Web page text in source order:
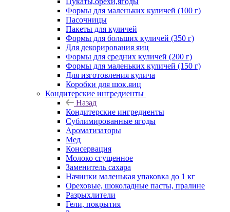
Формы для маленьких куличей (100 г)
Пасочницы
Пакеты для куличей
Формы для больших куличей (350 г)
Для декорирования яиц
Формы для средних куличей (200 г)
Формы для маленьких куличей (150 г)
Для изготовления кулича
Коробки для шок.яиц
Кондитерские ингредиенты
Назад
Кондитерские ингредиенты
Сублимированные ягоды
Ароматизаторы
Мед
Консервация
Молоко сгущенное
Заменитель сахара
Начинки маленькая упаковка до 1 кг
Ореховые, шоколадные пасты, пралине
Разрыхлители
Гели, покрытия